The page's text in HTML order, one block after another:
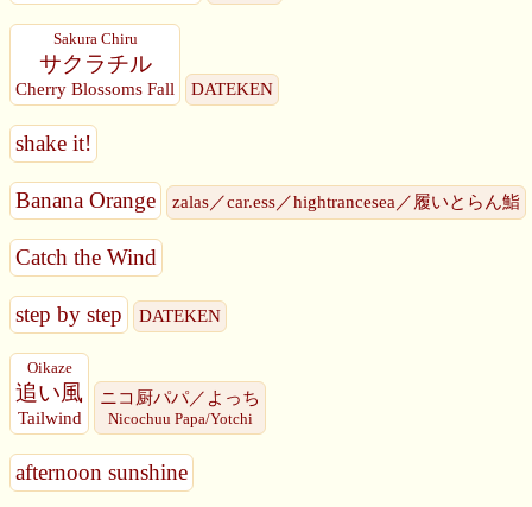
Sakura Chiru
サクラチル
Cherry Blossoms Fall DATEKEN
shake it!
Banana Orange zalas／car.ess／hightrancesea／履いとらん鮨
Catch the Wind
step by step DATEKEN
Oikaze
追い風
Tailwind
ニコ厨パパ／よっち
Nicochuu Papa/Yotchi
afternoon sunshine